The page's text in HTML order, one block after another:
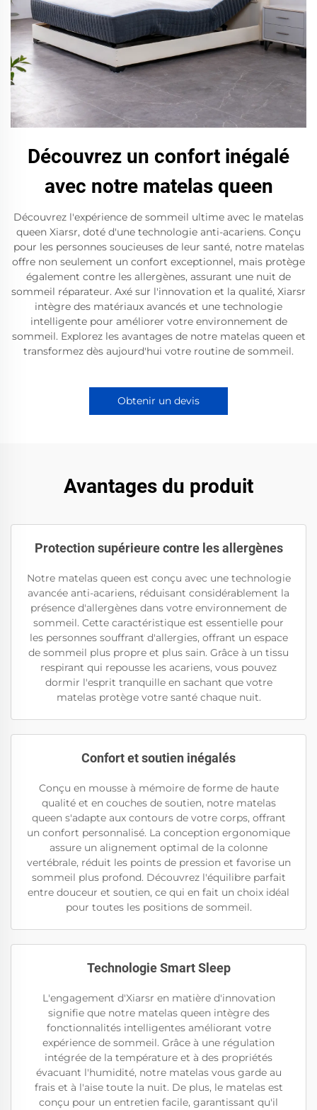
Découvrez un confort inégalé
avec notre matelas queen
Découvrez l'expérience de sommeil ultime avec le matelas
queen Xiarsr, doté d'une technologie anti-acariens. Conçu
pour les personnes soucieuses de leur santé, notre matelas
offre non seulement un confort exceptionnel, mais protège
également contre les allergènes, assurant une nuit de
sommeil réparateur. Axé sur l'innovation et la qualité, Xiarsr
intègre des matériaux avancés et une technologie
intelligente pour améliorer votre environnement de
sommeil. Explorez les avantages de notre matelas queen et
transformez dès aujourd'hui votre routine de sommeil.
Obtenir un devis
Avantages du produit
Protection supérieure contre les allergènes
Notre matelas queen est conçu avec une technologie
avancée anti-acariens, réduisant considérablement la
présence d'allergènes dans votre environnement de
sommeil. Cette caractéristique est essentielle pour
les personnes souffrant d'allergies, offrant un espace
de sommeil plus propre et plus sain. Grâce à un tissu
respirant qui repousse les acariens, vous pouvez
dormir l'esprit tranquille en sachant que votre
matelas protège votre santé chaque nuit.
Confort et soutien inégalés
Conçu en mousse à mémoire de forme de haute
qualité et en couches de soutien, notre matelas
queen s'adapte aux contours de votre corps, offrant
un confort personnalisé. La conception ergonomique
assure un alignement optimal de la colonne
vertébrale, réduit les points de pression et favorise un
sommeil plus profond. Découvrez l'équilibre parfait
entre douceur et soutien, ce qui en fait un choix idéal
pour toutes les positions de sommeil.
Technologie Smart Sleep
L'engagement d'Xiarsr en matière d'innovation
signifie que notre matelas queen intègre des
fonctionnalités intelligentes améliorant votre
expérience de sommeil. Grâce à une régulation
intégrée de la température et à des propriétés
évacuant l'humidité, notre matelas vous garde au
frais et à l'aise toute la nuit. De plus, le matelas est
conçu pour un entretien facile, garantissant qu'il